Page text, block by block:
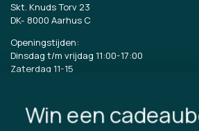
Skt. Knuds Torv 23
DK- 8000 Aarhus C
Openingstijden:
Dinsdag t/m vrijdag 11:00-17:00
Zaterdag 11-15
Win een